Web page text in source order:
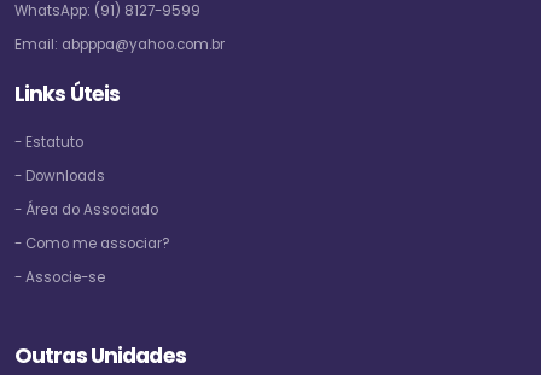
WhatsApp: (91) 8127-9599
Email: abpppa@yahoo.com.br
Links Úteis
- Estatuto
- Downloads
- Área do Associado
- Como me associar?
- Associe-se
Outras Unidades